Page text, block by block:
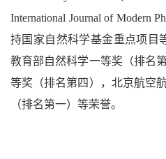
International Journal of Modern
持国家自然科学基金重点项目
教育部自然科学一等奖（排名
等奖（排名第四），北京航空
（排名第一）等荣誉。